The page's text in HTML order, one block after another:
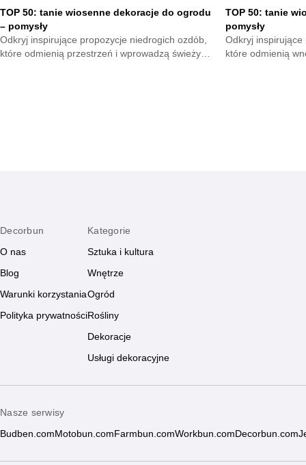
TOP 50: tanie wiosenne dekoracje do ogrodu
– pomysły
Odkryj inspirujące propozycje niedrogich ozdób,
które odmienią przestrzeń i wprowadzą świeży
TOP 50: tanie
pomysły
Odkryj
które odmienią
Decorbun
O nas
Blog
Warunki korzystania
Polityka prywatności
Kategorie
Sztuka i kultura
Wnętrze
Ogród
Rośliny
Dekoracje
Usługi dekoracyjne
Nasze serwisy
Budben.com Motobun.com Farmbun.comWorkbun.com Decorbun.com